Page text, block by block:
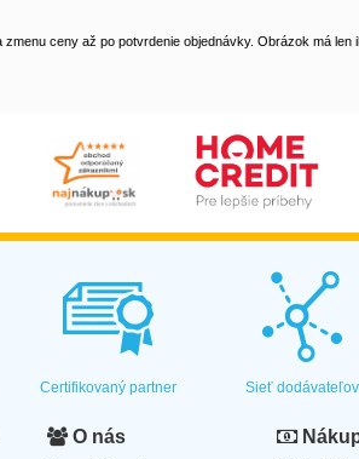
ceny až po potvrdenie objednávky. Obrázok má len
Certifikovaný partner Sieť dodávateľov
O nás